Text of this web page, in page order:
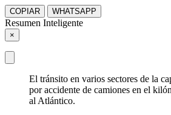
COPIAR WHATSAPP
Resumen Inteligente
×
El tránsito en varios sectores de la
por accidente de camiones en el
al Atlántico.